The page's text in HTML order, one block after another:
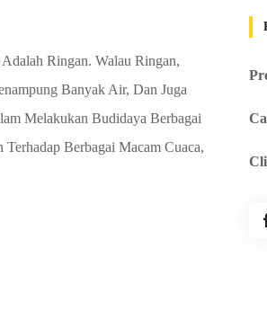
Ringan. Walau Ringan,
Banyak Air, Dan Juga
Melakukan Budidaya Berbagai
Berbagai Macam Cuaca,